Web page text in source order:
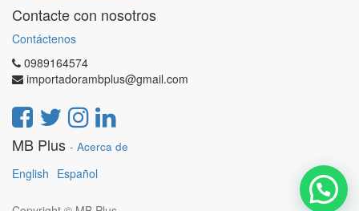
Contacte con nosotros
Contáctenos
0989164574
importadorambplus@gmail.com
MB Plus - Acerca de
English Español